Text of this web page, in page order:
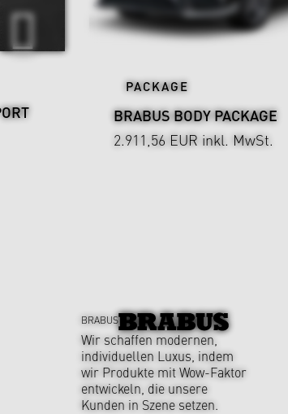
PACKAGE
BRABUS BODY PACKAGE
2.911,56 EUR inkl. MwSt.
BRABUS
Wir schaffen modernen,
individuellen Luxus, indem
wir Produkte mit Wow-Faktor
entwickeln, die unsere
Kunden in Szene setzen.